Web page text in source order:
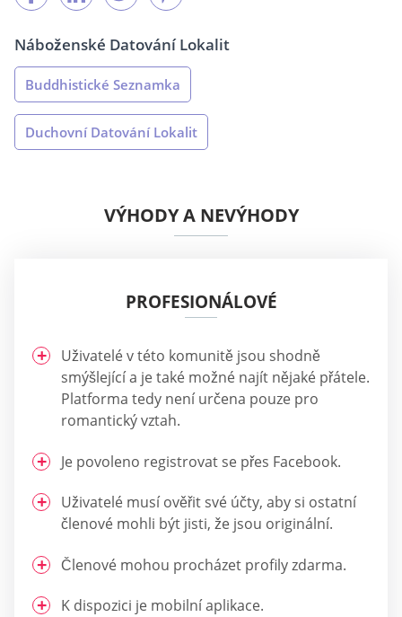
Náboženské Datování Lokalit
Buddhistické Seznamka
Duchovní Datování Lokalit
VÝHODY A NEVÝHODY
PROFESIONÁLOVÉ
Uživatelé v této komunitě jsou shodně
smýšlející a je také možné najít nějaké přátele.
Platforma tedy není určena pouze pro
romantický vztah.
Je povoleno registrovat se přes Facebook.
Uživatelé musí ověřit své účty, aby si ostatní
členové mohli být jisti, že jsou originální.
Členové mohou procházet profily zdarma.
K dispozici je mobilní aplikace.